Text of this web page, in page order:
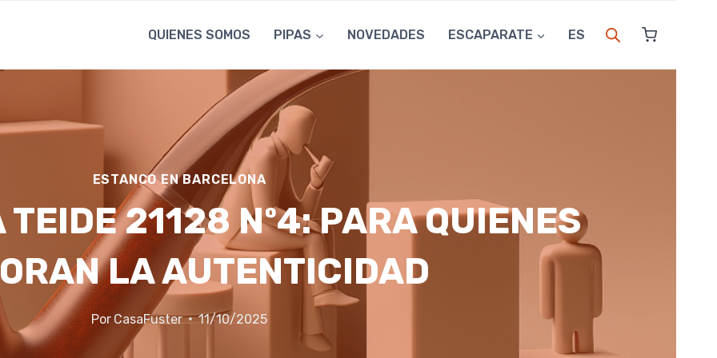
QUIENES SOMOS PIPAS NOVEDADES ESCAPARATE ES
ESTANCO EN BARCELONA
TEIDE 21128 Nº4: PARA QUIENES
LA AUTENTICIDAD
Por CasaFuster 11/10/2025